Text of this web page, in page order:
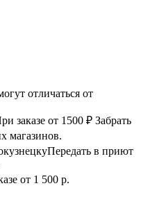
отличаться от
заказе от 1500 ₽ Забрать
магазинов.
Передать в приют
от 1 500 р.